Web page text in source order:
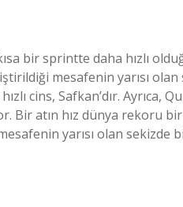
bir sprintte daha hızlı
mesafenin yarısı
cins, Safkan’dır. Ayrıca,
Bir atın hız dünya rekoru
yarısı olan sekizde